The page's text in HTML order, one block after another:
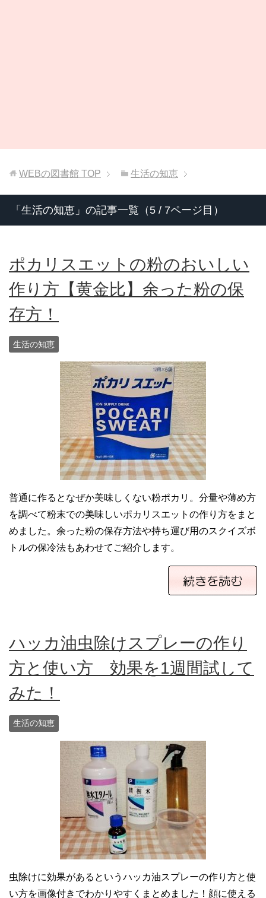
WEBの図書館 TOP 生活の知恵
「生活の知恵」の記事一覧（5 / 7ページ目）
ポカリスエットの粉のおいしい
作り方【黄金比】余った粉の保
存方！
生活の知恵
普通に作るとなぜか美味しくない粉ポカリ。分量や薄め方
を調べて粉末での美味しいポカリスエットの作り方をまと
めました。余った粉の保存方法や持ち運び用のスクイズボ
トルの保冷法もあわせてご紹介します。
ハッカ油虫除けスプレーの作り
方と使い方 効果を1週間試して
みた！
生活の知恵
虫除けに効果があるというハッカ油スプレーの作り方と使
い方を画像付きでわかりやすくまとめました！顔に使える